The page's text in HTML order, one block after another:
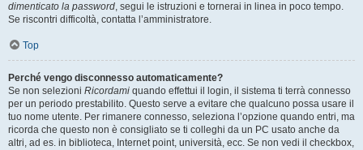
dimenticato la password, segui le istruzioni e tornerai in linea in poco tempo.
Se riscontri difficoltà, contatta l’amministratore.
Top
Perché vengo disconnesso automaticamente?
Se non selezioni Ricordami quando effettui il login, il sistema ti terrà connesso
per un periodo prestabilito. Questo serve a evitare che qualcuno possa usare il
tuo nome utente. Per rimanere connesso, seleziona l’opzione quando entri, ma
ricorda che questo non è consigliato se ti colleghi da un PC usato anche da
altri, ad es. in biblioteca, Internet point, università, ecc. Se non vedi il checkbox,